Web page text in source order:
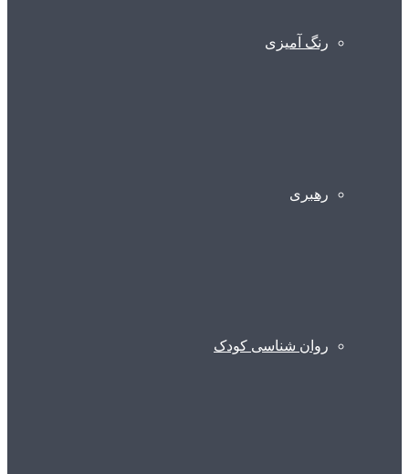
رنگ آمیزی
رهبری
روان شناسی کودک